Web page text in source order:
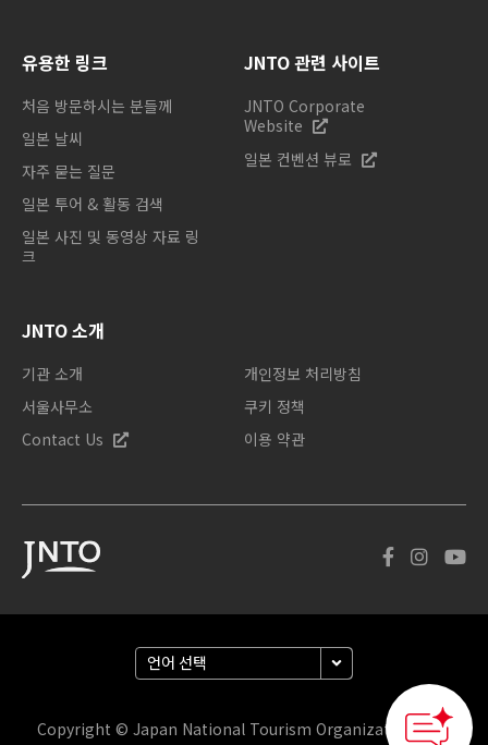
유용한 링크
처음 방문하시는 분들께
일본 날씨
자주 묻는 질문
일본 투어 & 활동 검색
일본 사진 및 동영상 자료 링
크
JNTO 관련 사이트
JNTO Corporate
Website
일본 컨벤션 뷰로
JNTO 소개
기관 소개
서울사무소
Contact Us
개인정보 처리방침
쿠키 정책
이용 약관
Copyright © Japan National Tourism Organization. 판권